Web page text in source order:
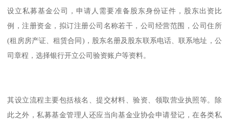
设立私募基金公司，申请人需要准备股东身份证件，股东出资比
例，注册资金，拟订注册公司名称若干，公司经营范围，公司住所
(租房房产证、租赁合同)，股东名册及股东联系电话、联系地址，公
司章程，选择银行开立公司验资账户等资料。
其设立流程主要包括核名、提交材料、验资、领取营业执照等。除
此之外，私募基金管理人还应当向基金业协会申请登记，在各类私